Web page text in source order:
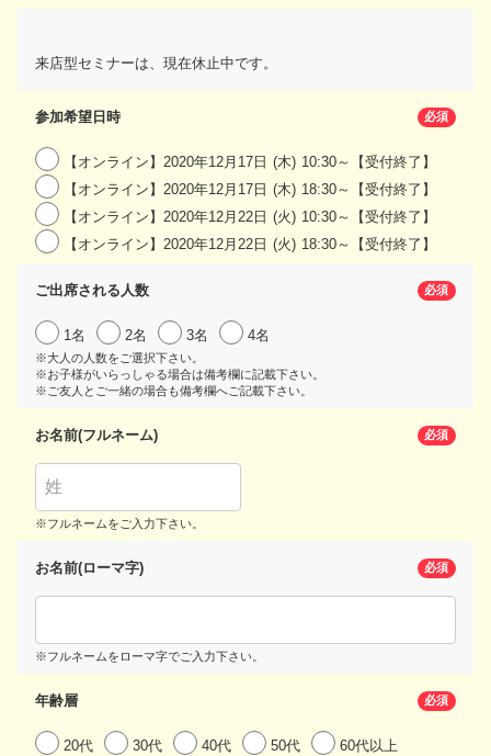
来店型セミナーは、現在休止中です。
参加希望日時 必須
【オンライン】2020年12月17日 (木) 10:30～【受付終了】
【オンライン】2020年12月17日 (木) 18:30～【受付終了】
【オンライン】2020年12月22日 (火) 10:30～【受付終了】
【オンライン】2020年12月22日 (火) 18:30～【受付終了】
ご出席される人数 必須
1名 2名 3名 4名
※大人の人数をご選択下さい。
※お子様がいらっしゃる場合は備考欄に記載下さい。
※ご友人とご一緒の場合も備考欄へご記載下さい。
お名前(フルネーム) 必須
※フルネームをご入力下さい。
お名前(ローマ字) 必須
※フルネームをローマ字でご入力下さい。
年齢層 必須
20代 30代 40代 50代 60代以上